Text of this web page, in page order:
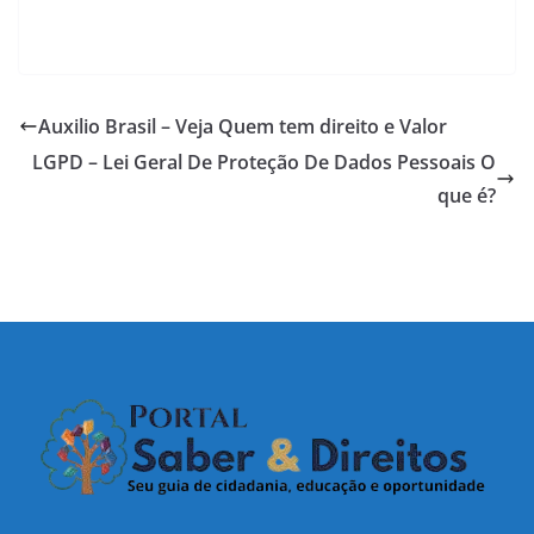
Auxilio Brasil – Veja Quem tem direito e Valor
LGPD – Lei Geral De Proteção De Dados Pessoais O
que é?